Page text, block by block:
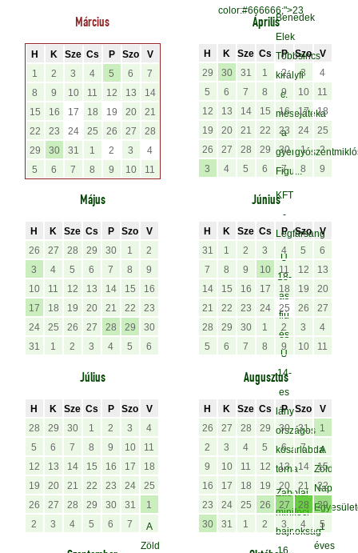
color:#666666;">23
Benedek
Elek
Többsincs
királyfi
c.
mesejátéka
a
Figu...
KFT
-
Legfarsang
U
18-
as
fiú
és
U
14-
es
lány
országos
kosárlabda
torna
Zabolai
minifoci
bajnokság
16.
Március
H K Sze Cs P Szo
V
1
2 3 4 5 6
7
8
9 10 11 12 13
14
15
16 17 18 19 20
21
22
23 24 25 26 27
28
29
30 31 1 2 3
4
5
6 7 8 9 10 11
Április
H K Sze Cs P Szo
V
29
30 31 1 2 3
4
5
6 7 8 9 10
11
12
13 14 15 16 17
18
19
20 21 22 23 24
25
26
27 28 29 30 1
2
3
4 5 6 7 8 9
Május
H K Sze Cs P Szo
V
26
27 28 29 30 1
2
3
4 5 6 7 8
9
10
11 12 13 14 15
16
17
18 19 20 21 22
23
24
25 26 27 28 29
30
31
1 2 3 4 5 6
Június
H K Sze Cs P Szo
V
31
1 2 3 4 5
6
7
8 9 10 11 12
13
14
15 16 17 18 19
20
21
22 23 24 25 26
27
28
29 30 1 2 3
4
5
6 7 8 9 10 11
Július
H K Sze Cs P Szo
V
28
29 30 1 2 3
4
5
6 7 8 9 10
11
12
13 14 15 16 17
18
19
20 21 22 23 24
25
26
27 28 29 30 31
1
2
3 4 5 6 7
A
Zöld
Augusztus
H K Sze Cs P Szo
V
26
27 28 29 30 31
1
2
3 4 5 6 7
A
Zöld
Nap
1
éves
9 10 11 12 13 14
15
16
17 18 19 20 21
22
23
24 25 26 27 28
29
30
31 1 2 3 4 5